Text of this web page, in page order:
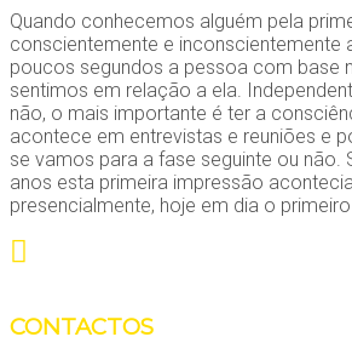
Quando conhecemos alguém pela
conscientemente e inconscientemente
poucos segundos a pessoa com base
sentimos em relação a ela.
não, o mais importante é ter a
acontece em entrevistas e reuniões e
se vamos para a fase seguinte ou não.
anos esta primeira impressão
presencialmente, hoje em dia o
CONTACTOS